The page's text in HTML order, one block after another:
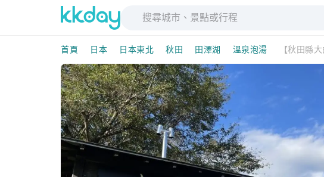
首頁 日本 日本東北 秋田 田澤湖 溫泉泡湯